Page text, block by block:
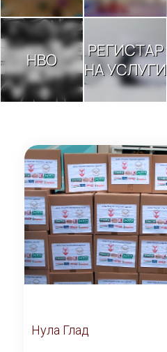
НВО
РЕГИСТАР
НА УСЛУГИ
Нула Глад